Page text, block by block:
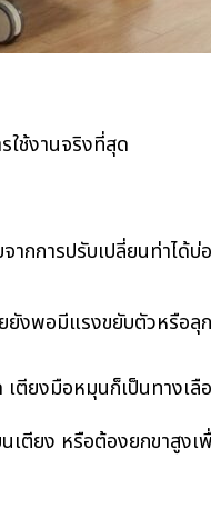
ใช้งานจริงที่สุด
ากการปรับเปลี่ยนท่าได้บ่
งพอมีแรงขยับตัวหรือลุ
เตียงมือหมุนก็เป็นทางเ
ตียง หรือต้องยกขาสูง